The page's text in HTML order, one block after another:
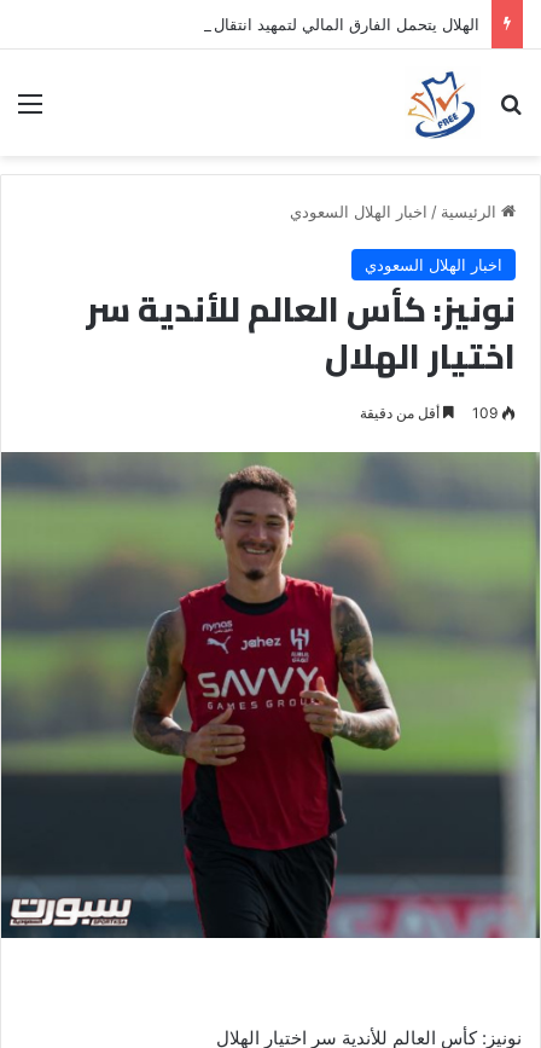
بحث عن
الرئيسية / اخبار الهلال السعودي
اخبار الهلال السعودي
نونيز: كأس العالم للأندية سر
اختيار الهلال
109 أقل من دقيقة
نونيز: كأس العالم للأندية سر اختيار الهلال